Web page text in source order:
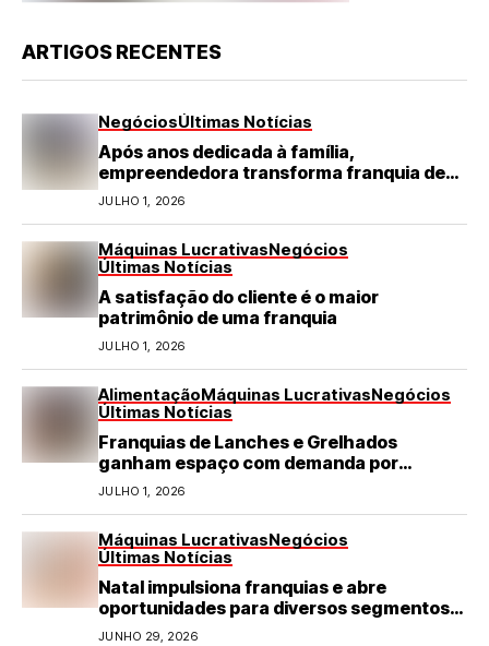
ARTIGOS RECENTES
NegóciosÚltimas Notícias
Após anos dedicada à família,
empreendedora transforma franquia de
turismo em negócio de destaque no RN
JULHO 1, 2026
Máquinas LucrativasNegócios
Últimas Notícias
A satisfação do cliente é o maior
patrimônio de uma franquia
JULHO 1, 2026
AlimentaçãoMáquinas LucrativasNegócios
Últimas Notícias
Franquias de Lanches e Grelhados
ganham espaço com demanda por
refeições rápidas e de qualidade
JULHO 1, 2026
Máquinas LucrativasNegócios
Últimas Notícias
Natal impulsiona franquias e abre
oportunidades para diversos segmentos
do varejo
JUNHO 29, 2026